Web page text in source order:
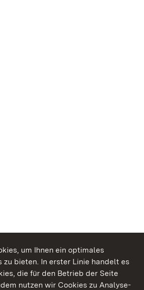
um Ihnen ein optimales
zu bieten. In erster Linie handelt es
die für den Betrieb der Seite
nutzen wir Cookies zu Analyse-
Genießen.